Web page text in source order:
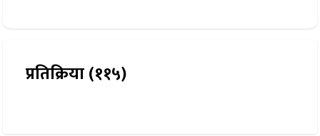
प्रतिक्रिया (११५)